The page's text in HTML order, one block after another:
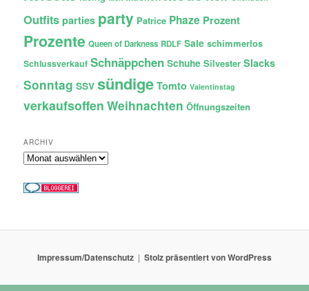
Outfits parties party Patrice Phaze Prozent
Prozente Queen of Darkness RDLF Sale schimmerlos
Schlussverkauf Schnäppchen Schuhe Silvester Slacks
Sonntag SSV sündige Tomto Valentinstag
verkaufsoffen Weihnachten Öffnungszeiten
ARCHIV
Archiv
Impressum/Datenschutz Stolz präsentiert von WordPress